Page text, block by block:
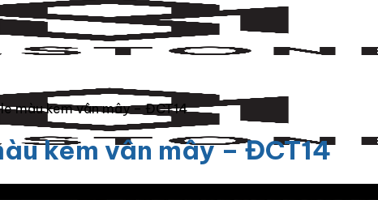
màu kem vân mây – ĐCT14
kem vân mây – ĐCT14